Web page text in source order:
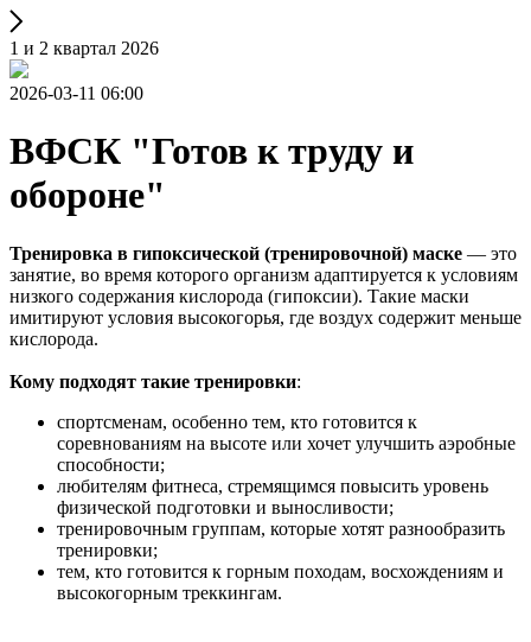
1 и 2 квартал 2026
2026-03-11 06:00
ВФСК "Готов к труду и
обороне"
Тренировка в гипоксической (тренировочной) маске — это
занятие, во время которого организм адаптируется к условиям
низкого содержания кислорода (гипоксии). Такие маски
имитируют условия высокогорья, где воздух содержит меньше
кислорода.
Кому подходят такие тренировки:
спортсменам, особенно тем, кто готовится к
соревнованиям на высоте или хочет улучшить аэробные
способности;
любителям фитнеса, стремящимся повысить уровень
физической подготовки и выносливости;
тренировочным группам, которые хотят разнообразить
тренировки;
тем, кто готовится к горным походам, восхождениям и
высокогорным треккингам.